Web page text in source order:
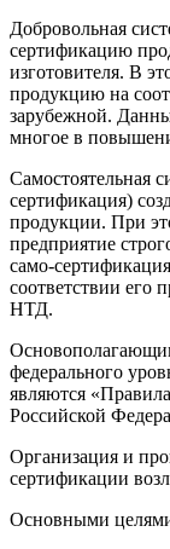
Добровольная
сертификацию
изготовителя. В
продукцию на
зарубежной.
многое в
Самостоятельная
сертификация)
продукции. При
предприятие
само-
соответствии его
НТД.
федерального
являются
Российской
Организация и
сертификации
Основными